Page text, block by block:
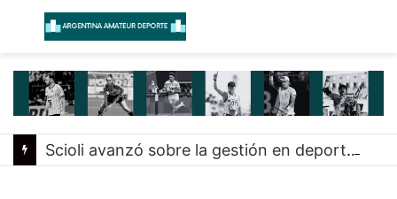
Menú
Scioli avanzó sobre la gestión en deportes con las federaciones nacionales